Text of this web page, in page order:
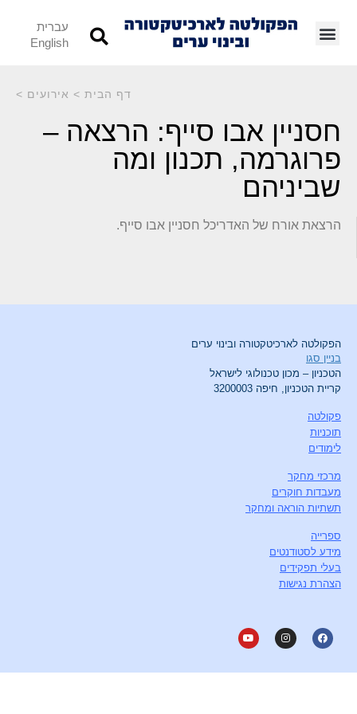
עברית
English
דף הבית > אירועים >
חסניין אבו סייף: הרצאה –
פרוגרמה, תכנון ומה
שביניהם
הרצאת אורח של האדריכל חסניין אבו סייף.
הפקולטה לארכיטקטורה ובינוי ערים
בניין סגו
הטכניון – מכון טכנולוגי לישראל
קריית הטכניון, חיפה 3200003
פקולטה
תוכניות
לימודים
מרכזי מחקר
מעבדות חוקרים
תשתיות הוראה ומחקר
ספרייה
מידע לסטודנטים
בעלי תפקידים
הצהרת נגישות